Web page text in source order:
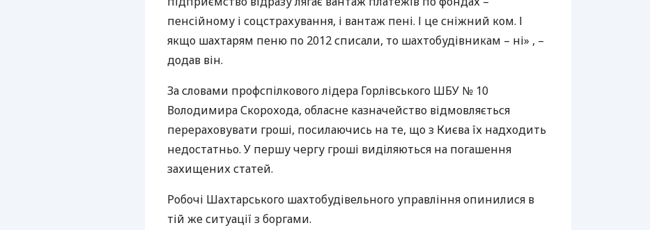
пенсійному і соцстрахування, і вантаж пені. І це сніжний ком. І
якщо шахтарям пеню по 2012 списали, то шахтобудівникам – ні» , –
додав він.
За словами профспілкового лідера Горлівського ШБУ № 10
Володимира Скорохода, обласне казначейство відмовляється
перераховувати гроші, посилаючись на те, що з Києва їх надходить
недостатньо. У першу чергу гроші виділяються на погашення
захищених статей.
Робочі Шахтарського шахтобудівельного управління опинилися в
тій же ситуації з боргами.